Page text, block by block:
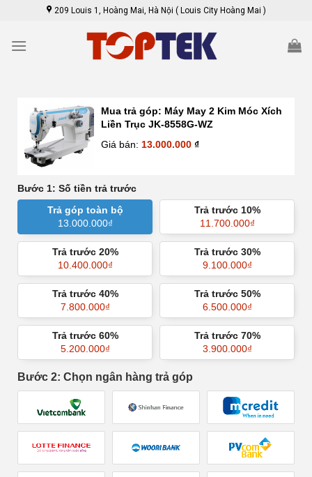
content
209 Louis 1, Hoàng Mai, Hà Nội ( Louis City Hoàng Mai )
Mua trả góp: Máy May 2 Kim Móc Xích
Liền Trục JK-8558G-WZ
Giá bán: 13.000.000 ₫
Bước 1: Số tiền trả trước
Trả góp toàn bộ
13.000.000₫
Trả trước 10%
11.700.000₫
Trả trước 20%
10.400.000₫
Trả trước 30%
9.100.000₫
Trả trước 40%
7.800.000₫
Trả trước 50%
6.500.000₫
Trả trước 60%
5.200.000₫
Trả trước 70%
3.900.000₫
Bước 2: Chọn ngân hàng trả góp